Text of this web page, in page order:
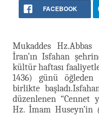
FACEBOOK
Mukaddes Hz.Abbas
İran’ın Isfahan
kültür haftası
1436) günü
birlikte
düzenlenen “Cennet
Hz. İmam Huseyn’in